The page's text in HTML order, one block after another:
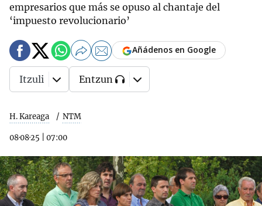
empresarios que más se opuso al chantaje del
‘impuesto revolucionario’
H. Kareaga NTM
08·08·25 07:00
Añádenos en Google
Itzuli Entzun